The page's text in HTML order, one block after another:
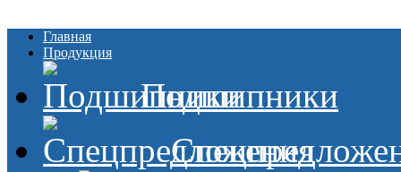
Главная
Продукция
Подшипники